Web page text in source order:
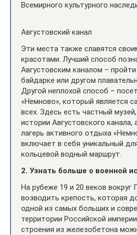
Всемирного культурного
Августовский канал
Эти места также славятся
красотами. Лучший способ
Августовским каналом –
байдарке или другом
Другой неплохой способ –
«Немново», который является
всех. Здесь есть частный
истории Августовского канала,
лагерь активного отдыха
включает в себя уникальный
кольцевой водный маршрут.
2. Узнать больше о военной
На рубеже 19 и 20 веков вокруг
возводить крепость, которая
одной из самых больших и
территории Российской
строения из железобетона